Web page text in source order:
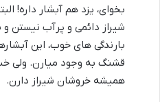
بخوای، یزد هم آبشار داره!
شیراز دائمی و پرآب نیستن
بارندگی های خوب، این
قشنگ به وجود میارن. ولی
همیشه خروشان شیراز دارن.